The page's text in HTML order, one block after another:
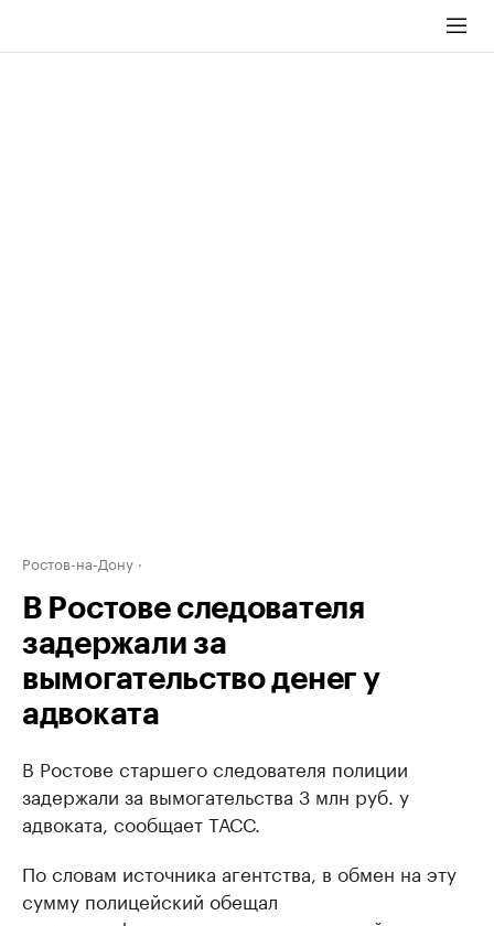
Ростов-на-Дону
В Ростове следователя
задержали за
вымогательство денег у
адвоката
В Ростове старшего следователя полиции
задержали за вымогательства 3 млн руб. у
адвоката, сообщает ТАСС.
По словам источника агентства, в обмен на эту
сумму полицейский обещал